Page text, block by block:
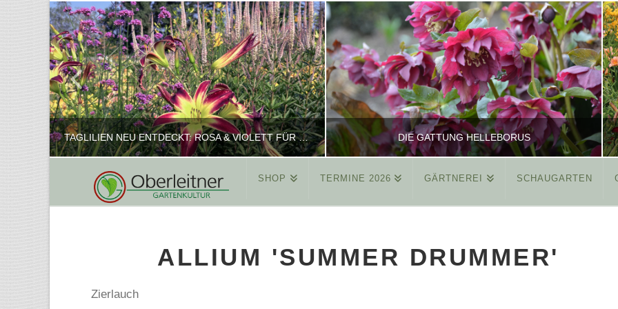
TAGLILIEN NEU ENTDECKT: ROSA & VIOLETT FÜR ROMANTISCHE PFLANZKOMBINATIONEN
REINHARD
FEBRUAR 16, 2025
DIE GATTUNG HELLEBORUS
REINHARD
MÄRZ 26, 2015
SHOP TERMINE 2026 GÄRTNEREI SCHAUGARTEN
ALLIUM 'SUMMER DRUMMER'
Zierlauch